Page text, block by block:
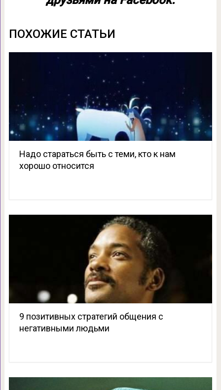
ПОХОЖИЕ СТАТЬИ
Надо стараться быть с теми, кто к нам
хорошо относится
9 позитивных стратегий общения с
негативными людьми